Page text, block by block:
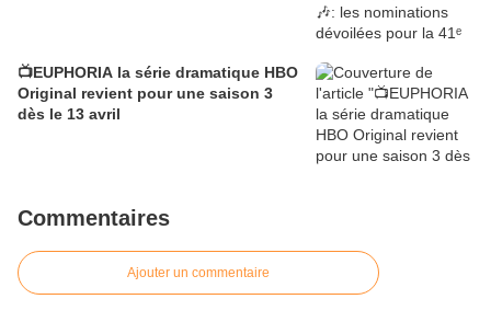
📺EUPHORIA la série dramatique HBO
Original revient pour une saison 3
dès le 13 avril
Commentaires
Ajouter un commentaire